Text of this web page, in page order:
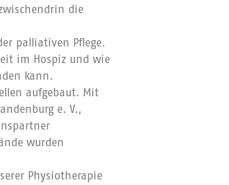
die
palliativen Pflege.
im Hospiz und wie
kann.
aufgebaut. Mit
e. V.,
wurden
Physiotherapie